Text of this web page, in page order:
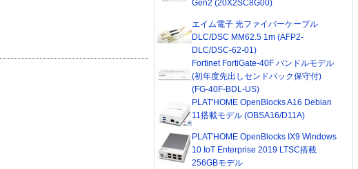
Gen2 (20X2SC8G00)
エイム電子 光ファイバーケーブル
DLC/DSC MM62.5 1m (AFP2-
DLC/DSC-62-01)
Fortinet FortiGate-40F バンドルモデル
(初年度先出しセンドバック保守付)
(FG-40F-BDL-US)
PLAT'HOME OpenBlocks A16 Debian
11搭載モデル (OBSA16/D11A)
PLAT'HOME OpenBlocks IX9 Windows
10 IoT Enterprise 2019 LTSC搭載
256GBモデル